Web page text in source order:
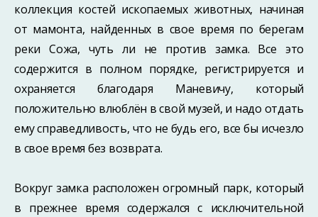
коллекция костей ископаемых животных, начи­ная
от мамонта, найденных в свое время по берегам
реки Сожа, чуть ли не против замка. Все это
содержится в полном порядке, регистрируется и
охраняется благо­даря Маневичу, который
положительно влюблён в свой музей, и надо отдать
ему справедливость, что не будь его, все бы исчезло
в свое время без возврата.
Вокруг замка расположен огромный парк, который
в прежнее время содержался с исключительной